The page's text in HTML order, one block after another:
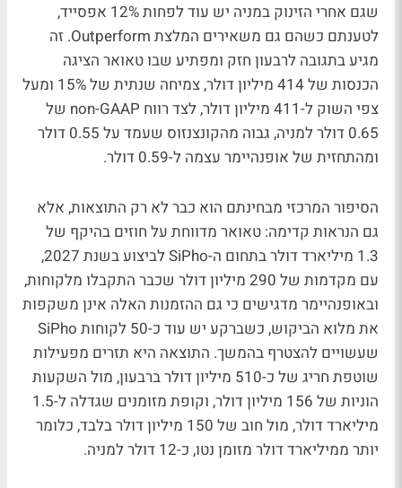
שגם אחרי הזינוק במניה יש עוד לפחות 12% אפסייד,
לטענתם כשהם גם משאירים המלצת Outperform. זה
מגיע בתגובה לרבעון חזק ומפתיע שבו טאואר הציגה
הכנסות של 414 מיליון דולר, צמיחה שנתית של 15% ומעל
צפי השוק ל-411 מיליון דולר, לצד רווח non-GAAP של
0.65 דולר למניה, גבוה מהקונצנזוס שעמד על 0.55 דולר
ומהתחזית של אופנהיימר עצמה ל-0.59 דולר.
הסיפור המרכזי מבחינתם הוא כבר לא רק התוצאות, אלא
גם הנראות קדימה: טאואר מדווחת על חוזים בהיקף של
1.3 מיליארד דולר בתחום ה-SiPho לביצוע בשנת 2027,
עם מקדמות של 290 מיליון דולר שכבר התקבלו מלקוחות,
ובאופנהיימר מדגישים כי גם ההזמנות האלה אינן משקפות
את מלוא הביקוש, כשברקע יש עוד כ-50 לקוחות SiPho
שעשויים להצטרף בהמשך. התוצאה היא תזרים מפעילות
שוטפת חריג של כ-510 מיליון דולר ברבעון, מול השקעות
הוניות של 156 מיליון דולר, וקופת מזומנים שגדלה ל-1.5
מיליארד דולר, מול חוב של 150 מיליון דולר בלבד, כלומר
יותר ממיליארד דולר מזומן נטו, כ-12 דולר למניה.